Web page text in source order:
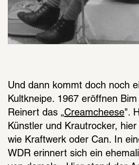
Und dann kommt doch noch
Kultkneipe. 1967 eröffnen
Reinert das „Creamcheese".
Künstler und Krautrocker,
wie Kraftwerk oder Can. In
WDR erinnert sich ein